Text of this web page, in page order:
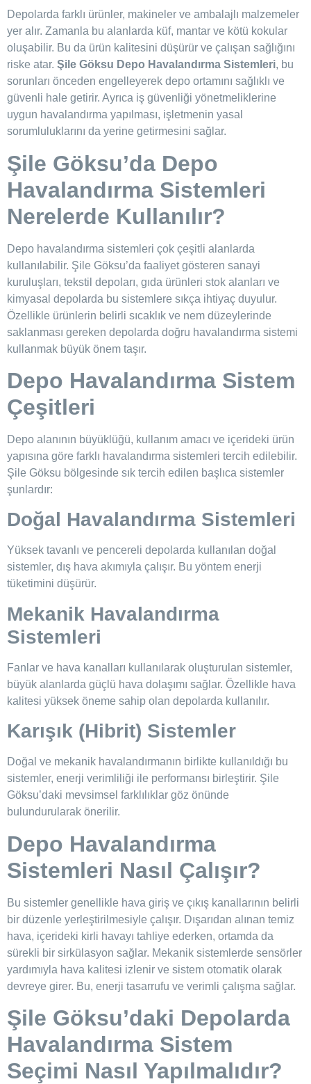
Depolarda farklı ürünler, makineler ve ambalajlı malzemeler
yer alır. Zamanla bu alanlarda küf, mantar ve kötü kokular
oluşabilir. Bu da ürün kalitesini düşürür ve çalışan sağlığını
riske atar. Şile Göksu Depo Havalandırma Sistemleri, bu
sorunları önceden engelleyerek depo ortamını sağlıklı ve
güvenli hale getirir. Ayrıca iş güvenliği yönetmeliklerine
uygun havalandırma yapılması, işletmenin yasal
sorumluluklarını da yerine getirmesini sağlar.
Şile Göksu’da Depo
Havalandırma Sistemleri
Nerelerde Kullanılır?
Depo havalandırma sistemleri çok çeşitli alanlarda
kullanılabilir. Şile Göksu’da faaliyet gösteren sanayi
kuruluşları, tekstil depoları, gıda ürünleri stok alanları ve
kimyasal depolarda bu sistemlere sıkça ihtiyaç duyulur.
Özellikle ürünlerin belirli sıcaklık ve nem düzeylerinde
saklanması gereken depolarda doğru havalandırma sistemi
kullanmak büyük önem taşır.
Depo Havalandırma Sistem
Çeşitleri
Depo alanının büyüklüğü, kullanım amacı ve içerideki ürün
yapısına göre farklı havalandırma sistemleri tercih edilebilir.
Şile Göksu bölgesinde sık tercih edilen başlıca sistemler
şunlardır:
Doğal Havalandırma Sistemleri
Yüksek tavanlı ve pencereli depolarda kullanılan doğal
sistemler, dış hava akımıyla çalışır. Bu yöntem enerji
tüketimini düşürür.
Mekanik Havalandırma
Sistemleri
Fanlar ve hava kanalları kullanılarak oluşturulan sistemler,
büyük alanlarda güçlü hava dolaşımı sağlar. Özellikle hava
kalitesi yüksek öneme sahip olan depolarda kullanılır.
Karışık (Hibrit) Sistemler
Doğal ve mekanik havalandırmanın birlikte kullanıldığı bu
sistemler, enerji verimliliği ile performansı birleştirir. Şile
Göksu’daki mevsimsel farklılıklar göz önünde
bulundurularak önerilir.
Depo Havalandırma
Sistemleri Nasıl Çalışır?
Bu sistemler genellikle hava giriş ve çıkış kanallarının belirli
bir düzenle yerleştirilmesiyle çalışır. Dışarıdan alınan temiz
hava, içerideki kirli havayı tahliye ederken, ortamda da
sürekli bir sirkülasyon sağlar. Mekanik sistemlerde sensörler
yardımıyla hava kalitesi izlenir ve sistem otomatik olarak
devreye girer. Bu, enerji tasarrufu ve verimli çalışma sağlar.
Şile Göksu’daki Depolarda
Havalandırma Sistem
Seçimi Nasıl Yapılmalıdır?